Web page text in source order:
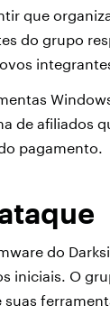
que
do grupo
de afiliados
pagamento.
do
iniciais. O